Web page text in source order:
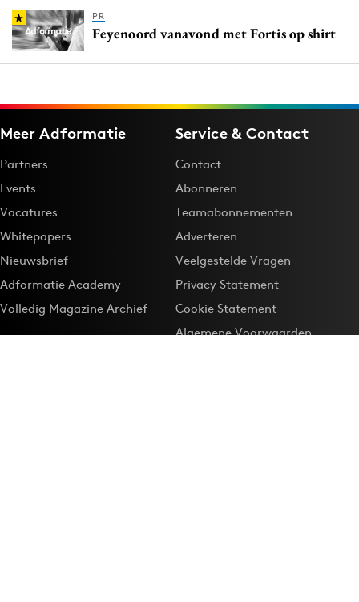
PR
Feyenoord vanavond met Fortis op shirt
Meer Adformatie
Partners
Events
Vacatures
Whitepapers
Nieuwsbrief
Adformatie Academy
Volledig Magazine Archief
Service & Contact
Contact
Abonneren
Teamabonnementen
Adverteren
Veelgestelde Vragen
Privacy Statement
Cookie Statement
Algemene Voorwaarden